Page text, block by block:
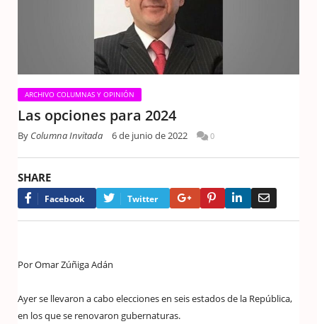
ARCHIVO COLUMNAS Y OPINIÓN
Las opciones para 2024
By Columna Invitada 6 de junio de 2022 0
SHARE
Facebook Twitter Google+PinterestLinkedIn
Por Omar Zúñiga Adán
Ayer se llevaron a cabo elecciones en seis estados de la República,
en los que se renovaron gubernaturas.